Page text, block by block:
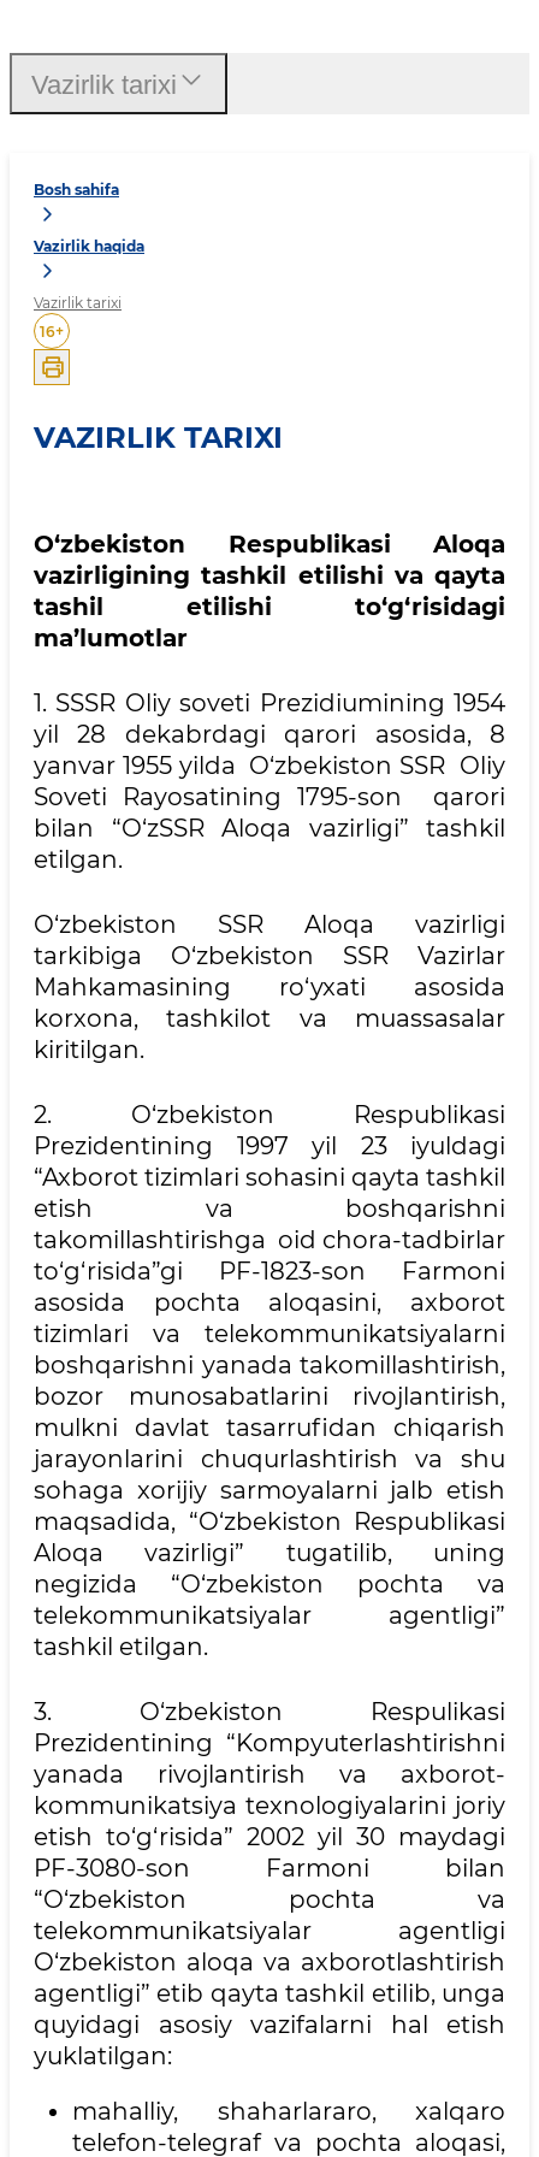
Bosh sahifa
Vazirlik haqida
Vazirlik tarixi
16+
VAZIRLIK TARIXI
O‘zbekiston Respublikasi Aloqa
vazirligining tashkil etilishi va qayta
tashil etilishi to‘g‘risidagi
ma’lumotlar
1. SSSR Oliy soveti Prezidiumining 1954
yil 28 dekabrdagi qarori asosida, 8
yanvar 1955 yilda O‘zbekiston SSR Oliy
Soveti Rayosatining 1795-son qarori
bilan “O‘zSSR Aloqa vazirligi” tashkil
etilgan.
O‘zbekiston SSR Aloqa vazirligi
tarkibiga O‘zbekiston SSR Vazirlar
Mahkamasining ro‘yxati asosida
korxona, tashkilot va muassasalar
kiritilgan.
2. O‘zbekiston Respublikasi
Prezidentining 1997 yil 23 iyuldagi
“Axborot tizimlari sohasini qayta tashkil
etish va boshqarishni
takomillashtirishga oid chora-tadbirlar
to‘g‘risida”gi PF-1823-son Farmoni
asosida pochta aloqasini, axborot
tizimlari va telekommunikatsiyalarni
boshqarishni yanada takomillashtirish,
bozor munosabatlarini rivojlantirish,
mulkni davlat tasarrufidan chiqarish
jarayonlarini chuqurlashtirish va shu
sohaga xorijiy sarmoyalarni jalb etish
maqsadida, “O‘zbekiston Respublikasi
Aloqa vazirligi” tugatilib, uning
negizida “O‘zbekiston pochta va
telekommunikatsiyalar agentligi”
tashkil etilgan.
3. O‘zbekiston Respulikasi
Prezidentining “Kompyuterlashtirishni
yanada rivojlantirish va axborot-
kommunikatsiya texnologiyalarini joriy
etish to‘g‘risida” 2002 yil 30 maydagi
PF-3080-son Farmoni bilan
“O‘zbekiston pochta va
telekommunikatsiyalar agentligi
O‘zbekiston aloqa va axborotlashtirish
agentligi” etib qayta tashkil etilib, unga
quyidagi asosiy vazifalarni hal etish
yuklatilgan:
mahalliy, shaharlararo, xalqaro
telefon-telegraf va pochta aloqasi,
Vazirlik tarixi